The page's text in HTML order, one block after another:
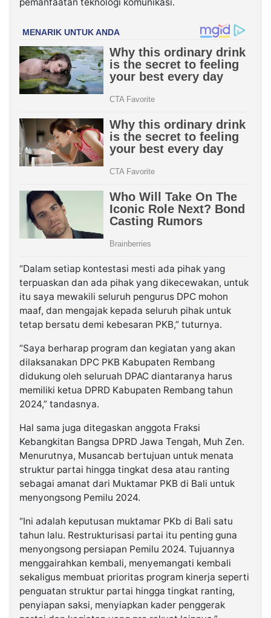
pemanfaatan teknologi komunikasi.
“Dalam setiap kontestasi mesti ada pihak yang
terpuaskan dan ada pihak yang dikecewakan, untuk
itu saya mewakili seluruh pengurus DPC mohon
maaf, dan mengajak kepada seluruh pihak untuk
tetap bersatu demi kebesaran PKB,” tuturnya.
“Saya berharap program dan kegiatan yang akan
dilaksanakan DPC PKB Kabupaten Rembang
didukung oleh seluruah DPAC diantaranya harus
memiliki ketua DPRD Kabupaten Rembang tahun
2024,” tandasnya.
Hal sama juga ditegaskan anggota Fraksi
Kebangkitan Bangsa DPRD Jawa Tengah, Muh Zen.
Menurutnya, Musancab bertujuan untuk menata
struktur partai hingga tingkat desa atau ranting
sebagai amanat dari Muktamar PKB di Bali untuk
menyongsong Pemilu 2024.
“Ini adalah keputusan muktamar PKb di Bali satu
tahun lalu. Restrukturisasi partai itu penting guna
menyongsong persiapan Pemilu 2024. Tujuannya
menggairahkan kembali, menyemangati kembali
sekaligus membuat prioritas program kinerja seperti
penguatan struktur partai hingga tingkat ranting,
penyiapan saksi, menyiapkan kader penggerak